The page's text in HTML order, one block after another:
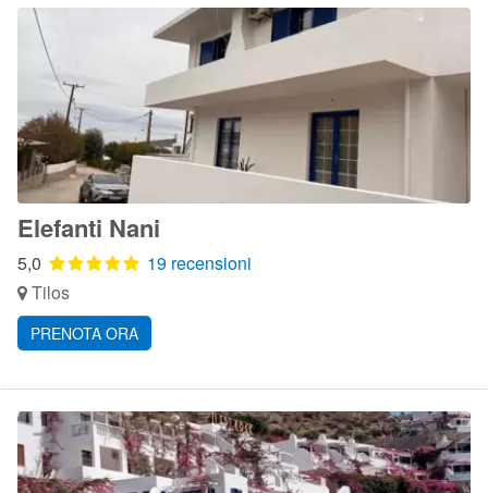
Elefanti Nani
5,0
19 recensioni
Tilos
PRENOTA ORA